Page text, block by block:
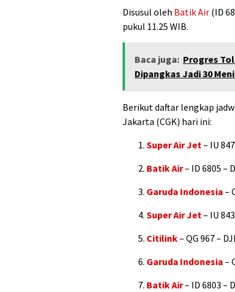
Disusul oleh Batik Air (ID
pukul 11.25 WIB.
Baca juga: Progres
Dipangkas Jadi 30
Berikut daftar lengkap
Jakarta (CGK) hari ini:
Super Air Jet– IU
Batik Air– ID 6805 –
Garuda Indonesia –
Super Air Jet– IU
Citilink– QG 967 –
Garuda Indonesia –
Batik Air– ID 6803 –